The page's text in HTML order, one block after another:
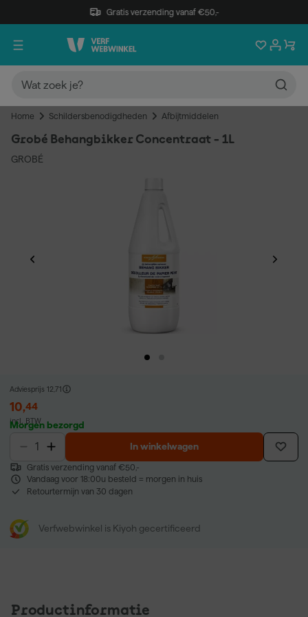
Gratis verzending vanaf €50,-
Home Schildersbenodigdheden Afbijtmiddelen
Grobé Behangbikker Concentraat - 1L
GROBÉ
Adviesprijs 12,71
10,44
incl. BTW
Morgen bezorgd
In winkelwagen
Gratis verzending vanaf €50,-
Vandaag voor 18:00u besteld = morgen in huis
Retourtermijn van 30 dagen
Verfwebwinkel is Kiyoh gecertificeerd
Productinformatie